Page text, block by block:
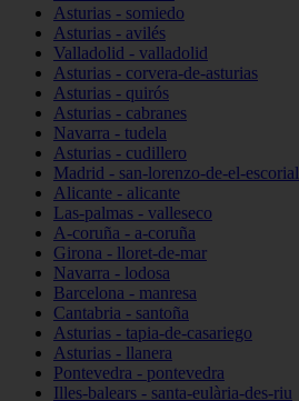
Asturias - somiedo
Asturias - avilés
Valladolid - valladolid
Asturias - corvera-de-asturias
Asturias - quirós
Asturias - cabranes
Navarra - tudela
Asturias - cudillero
Madrid - san-lorenzo-de-el-escorial
Alicante - alicante
Las-palmas - valleseco
A-coruña - a-coruña
Girona - lloret-de-mar
Navarra - lodosa
Barcelona - manresa
Cantabria - santoña
Asturias - tapia-de-casariego
Asturias - llanera
Pontevedra - pontevedra
Illes-balears - santa-eulària-des-riu